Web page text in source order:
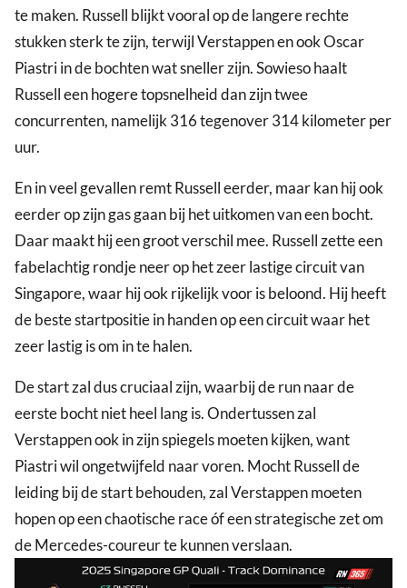
te maken. Russell blijkt vooral op de langere rechte
stukken sterk te zijn, terwijl Verstappen en ook Oscar
Piastri in de bochten wat sneller zijn. Sowieso haalt
Russell een hogere topsnelheid dan zijn twee
concurrenten, namelijk 316 tegenover 314 kilometer per
uur.
En in veel gevallen remt Russell eerder, maar kan hij ook
eerder op zijn gas gaan bij het uitkomen van een bocht.
Daar maakt hij een groot verschil mee. Russell zette een
fabelachtig rondje neer op het zeer lastige circuit van
Singapore, waar hij ook rijkelijk voor is beloond. Hij heeft
de beste startpositie in handen op een circuit waar het
zeer lastig is om in te halen.
De start zal dus cruciaal zijn, waarbij de run naar de
eerste bocht niet heel lang is. Ondertussen zal
Verstappen ook in zijn spiegels moeten kijken, want
Piastri wil ongetwijfeld naar voren. Mocht Russell de
leiding bij de start behouden, zal Verstappen moeten
hopen op een chaotische race óf een strategische zet om
de Mercedes-coureur te kunnen verslaan.